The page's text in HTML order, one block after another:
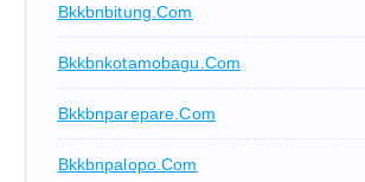
Bkkbnbitung.com
Bkkbnkotamobagu.com
Bkkbnparepare.com
Bkkbnpalopo.com